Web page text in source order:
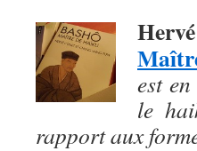
est
le
rapport aux